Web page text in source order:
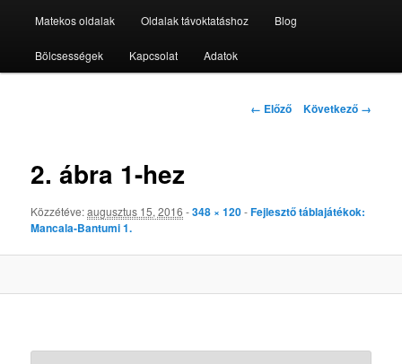
elsődleges
tartalomra
Matekos oldalak Oldalak távoktatáshoz Blog
Bölcsességek Kapcsolat Adatok
Kép
← Előző Következő →
2. ábra 1-hez
Közzétéve:augusztus 15, 2016 -348 × 120-Fejlesztő táblajátékok:
Mancala-Bantumi 1.